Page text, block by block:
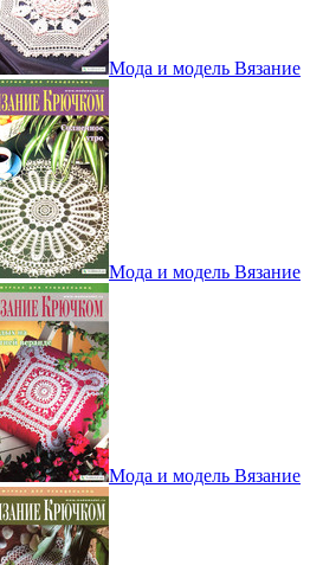
Мода и модель Вязание
Мода и модель Вязание
Мода и модель Вязание